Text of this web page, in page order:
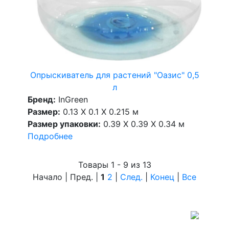
Опрыскиватель для растений "Оазис" 0,5
л
Бренд: InGreen
Размер: 0.13 X 0.1 X 0.215 м
Размер упаковки: 0.39 X 0.39 X 0.34 м
Подробнее
Товары 1 - 9 из 13
Начало | Пред. | 1 2 След. Конец Все